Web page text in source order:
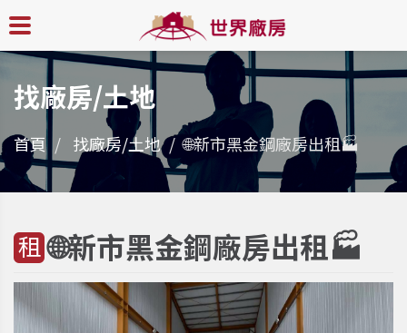
找廠房/土地
首頁 找廠房/土地 🌐新市黑金鋼廠房出租🏭
租 🌐新市黑金鋼廠房出租🏭